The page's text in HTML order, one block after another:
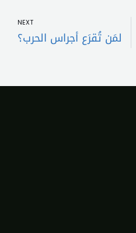
NEXT
لمَن تُقرَع أجراس الحرب؟